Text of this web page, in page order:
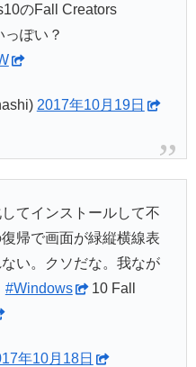
のFall Creators
ぽい？
2017年10月19日
てインストールして不
帰で画面が緑縦横線表
い。クソだな。我なが
#Windows
10 Fall
年10月18日